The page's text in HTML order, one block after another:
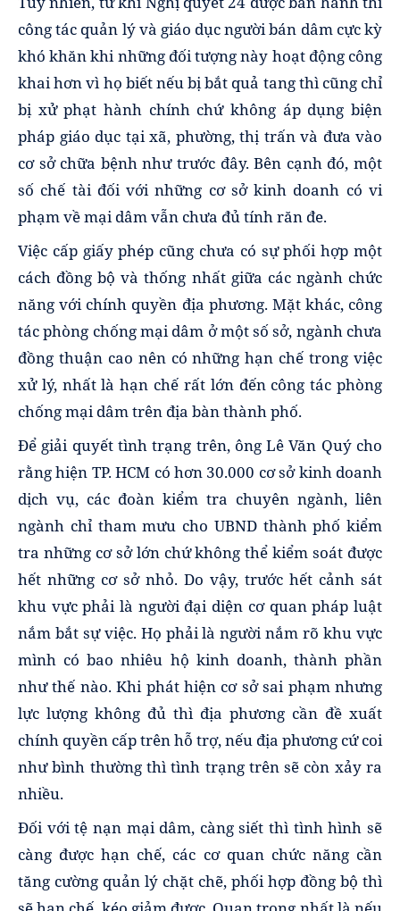
công tác quản lý và giáo dục người bán dâm cực kỳ
khó khăn khi những đối tượng này hoạt động công
khai hơn vì họ biết nếu bị bắt quả tang thì cũng chỉ
bị xử phạt hành chính chứ không áp dụng biện
pháp giáo dục tại xã, phường, thị trấn và đưa vào
cơ sở chữa bệnh như trước đây. Bên cạnh đó, một
số chế tài đối với những cơ sở kinh doanh có vi
phạm về mại dâm vẫn chưa đủ tính răn đe.
Việc cấp giấy phép cũng chưa có sự phối hợp một
cách đồng bộ và thống nhất giữa các ngành chức
năng với chính quyền địa phương. Mặt khác, công
tác phòng chống mại dâm ở một số sở, ngành chưa
đồng thuận cao nên có những hạn chế trong việc
xử lý, nhất là hạn chế rất lớn đến công tác phòng
chống mại dâm trên địa bàn thành phố.
Để giải quyết tình trạng trên, ông Lê Văn Quý cho
rằng hiện TP. HCM có hơn 30.000 cơ sở kinh doanh
dịch vụ, các đoàn kiểm tra chuyên ngành, liên
ngành chỉ tham mưu cho UBND thành phố kiểm
tra những cơ sở lớn chứ không thể kiểm soát được
hết những cơ sở nhỏ. Do vậy, trước hết cảnh sát
khu vực phải là người đại diện cơ quan pháp luật
nắm bắt sự việc. Họ phải là người nắm rõ khu vực
mình có bao nhiêu hộ kinh doanh, thành phần
như thế nào. Khi phát hiện cơ sở sai phạm nhưng
lực lượng không đủ thì địa phương cần đề xuất
chính quyền cấp trên hỗ trợ, nếu địa phương cứ coi
như bình thường thì tình trạng trên sẽ còn xảy ra
nhiều.
Đối với tệ nạn mại dâm, càng siết thì tình hình sẽ
càng được hạn chế, các cơ quan chức năng cần
tăng cường quản lý chặt chẽ, phối hợp đồng bộ thì